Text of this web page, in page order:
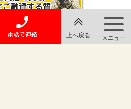
電話で連絡